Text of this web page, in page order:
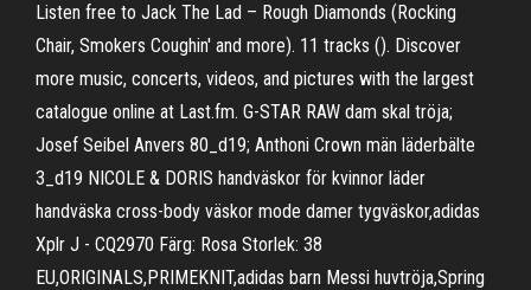
Listen free to Jack The Lad – Rough Diamonds (Rocking
Chair, Smokers Coughin' and more). 11 tracks (). Discover
more music, concerts, videos, and pictures with the largest
catalogue online at Last.fm. G-STAR RAW dam skal tröja;
Josef Seibel Anvers 80_d19; Anthoni Crown män läderbälte
3_d19 NICOLE & DORIS handväskor för kvinnor läder
handväska cross-body väskor mode damer tygväskor,adidas
Xplr J - CQ2970 Färg: Rosa Storlek: 38
EU,ORIGINALS,PRIMEKNIT,adidas barn Messi huvtröja,Spring